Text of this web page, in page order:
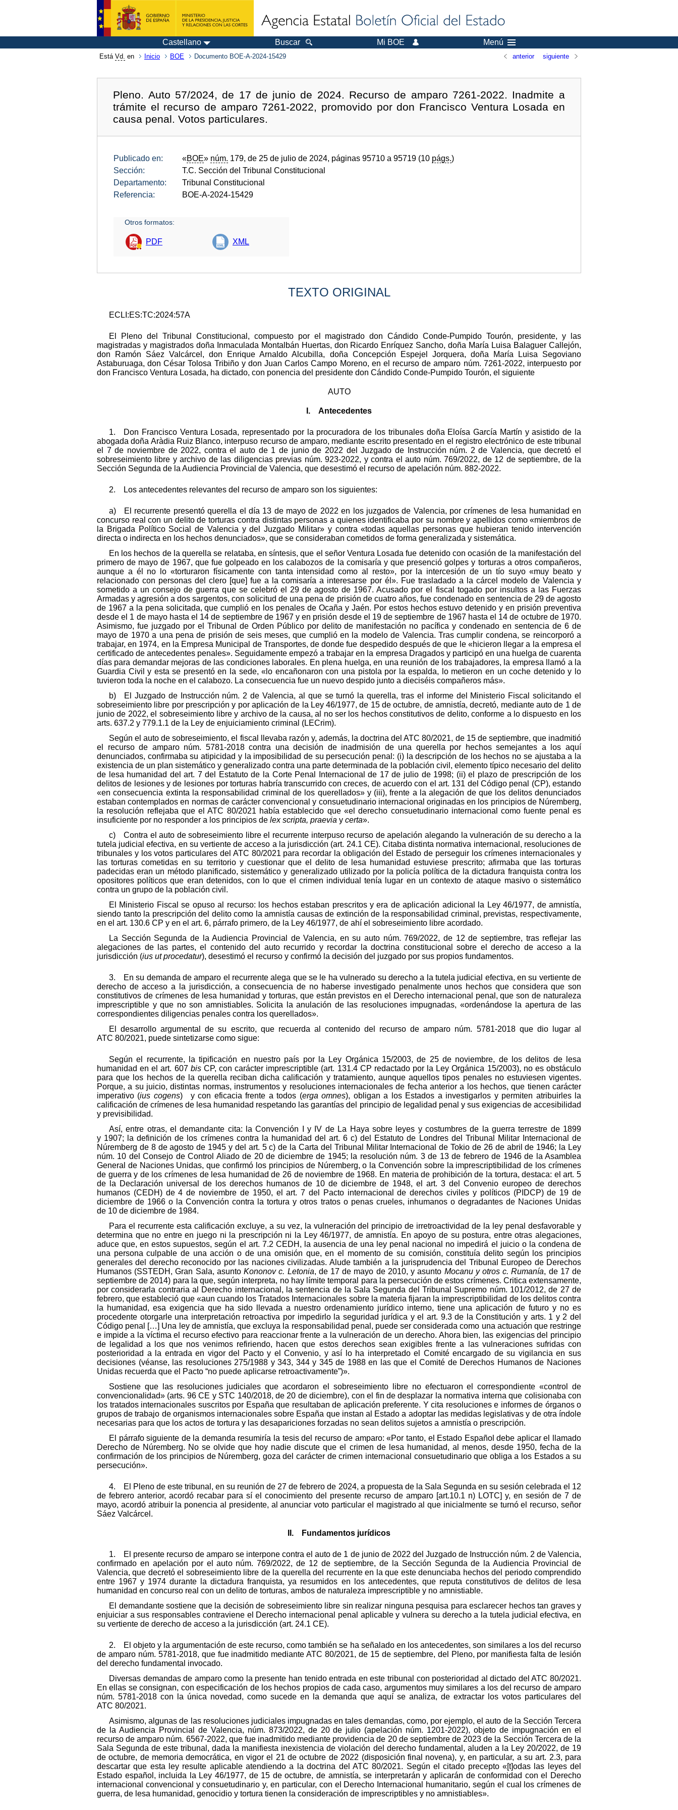
Castellano Buscar Mi BOE Menú
Está Vd. en Inicio BOE Documento BOE-A-2024-15429 anterior siguiente
Pleno. Auto 57/2024, de 17 de junio de 2024. Recurso de amparo 7261-2022. Inadmite a
trámite el recurso de amparo 7261-2022, promovido por don Francisco Ventura Losada en
causa penal. Votos particulares.
Publicado en: «BOE» núm. 179, de 25 de julio de 2024, páginas 95710 a 95719 (10 págs.)
Sección:
T.C. Sección del Tribunal Constitucional
Departamento:
Tribunal Constitucional
Referencia:
BOE-A-2024-15429
Otros formatos:
PDF XML
TEXTO ORIGINAL
ECLI:ES:TC:2024:57A
El Pleno del Tribunal Constitucional, compuesto por el magistrado don Cándido Conde-Pumpido Tourón, presidente, y las
magistradas y magistrados doña Inmaculada Montalbán Huertas, don Ricardo Enríquez Sancho, doña María Luisa Balaguer Callejón,
don Ramón Sáez Valcárcel, don Enrique Arnaldo Alcubilla, doña Concepción Espejel Jorquera, doña María Luisa Segoviano
Astaburuaga, don César Tolosa Tribiño y don Juan Carlos Campo Moreno, en el recurso de amparo núm. 7261-2022, interpuesto por
don Francisco Ventura Losada, ha dictado, con ponencia del presidente don Cándido Conde-Pumpido Tourón, el siguiente
AUTO
I. Antecedentes
1. Don Francisco Ventura Losada, representado por la procuradora de los tribunales doña Eloísa García Martín y asistido de la
abogada doña Aràdia Ruiz Blanco, interpuso recurso de amparo, mediante escrito presentado en el registro electrónico de este tribunal
el 7 de noviembre de 2022, contra el auto de 1 de junio de 2022 del Juzgado de Instrucción núm. 2 de Valencia, que decretó el
sobreseimiento libre y archivo de las diligencias previas núm. 923-2022, y contra el auto núm. 769/2022, de 12 de septiembre, de la
Sección Segunda de la Audiencia Provincial de Valencia, que desestimó el recurso de apelación núm. 882-2022.
2. Los antecedentes relevantes del recurso de amparo son los siguientes:
a) El recurrente presentó querella el día 13 de mayo de 2022 en los juzgados de Valencia, por crímenes de lesa humanidad en
concurso real con un delito de torturas contra distintas personas a quienes identificaba por su nombre y apellidos como «miembros de
la Brigada Político Social de Valencia y del Juzgado Militar» y contra «todas aquellas personas que hubieran tenido intervención
directa o indirecta en los hechos denunciados», que se consideraban cometidos de forma generalizada y sistemática.
En los hechos de la querella se relataba, en síntesis, que el señor Ventura Losada fue detenido con ocasión de la manifestación del
primero de mayo de 1967, que fue golpeado en los calabozos de la comisaría y que presenció golpes y torturas a otros compañeros,
aunque a él no lo «torturaron físicamente con tanta intensidad como al resto», por la intercesión de un tío suyo «muy beato y
relacionado con personas del clero [que] fue a la comisaría a interesarse por él». Fue trasladado a la cárcel modelo de Valencia y
sometido a un consejo de guerra que se celebró el 29 de agosto de 1967. Acusado por el fiscal togado por insultos a las Fuerzas
Armadas y agresión a dos sargentos, con solicitud de una pena de prisión de cuatro años, fue condenado en sentencia de 29 de agosto
de 1967 a la pena solicitada, que cumplió en los penales de Ocaña y Jaén. Por estos hechos estuvo detenido y en prisión preventiva
desde el 1 de mayo hasta el 14 de septiembre de 1967 y en prisión desde el 19 de septiembre de 1967 hasta el 14 de octubre de 1970.
Asimismo, fue juzgado por el Tribunal de Orden Público por delito de manifestación no pacífica y condenado en sentencia de 6 de
mayo de 1970 a una pena de prisión de seis meses, que cumplió en la modelo de Valencia. Tras cumplir condena, se reincorporó a
trabajar, en 1974, en la Empresa Municipal de Transportes, de donde fue despedido después de que le «hicieron llegar a la empresa el
certificado de antecedentes penales». Seguidamente empezó a trabajar en la empresa Dragados y participó en una huelga de cuarenta
días para demandar mejoras de las condiciones laborales. En plena huelga, en una reunión de los trabajadores, la empresa llamó a la
Guardia Civil y esta se presentó en la sede, «lo encañonaron con una pistola por la espalda, lo metieron en un coche detenido y lo
tuvieron toda la noche en el calabozo. La consecuencia fue un nuevo despido junto a dieciséis compañeros más».
b) El Juzgado de Instrucción núm. 2 de Valencia, al que se turnó la querella, tras el informe del Ministerio Fiscal solicitando el
sobreseimiento libre por prescripción y por aplicación de la Ley 46/1977, de 15 de octubre, de amnistía, decretó, mediante auto de 1 de
junio de 2022, el sobreseimiento libre y archivo de la causa, al no ser los hechos constitutivos de delito, conforme a lo dispuesto en los
arts. 637.2 y 779.1.1 de la Ley de enjuiciamiento criminal (LECrim).
Según el auto de sobreseimiento, el fiscal llevaba razón y, además, la doctrina del ATC 80/2021, de 15 de septiembre, que inadmitió
el recurso de amparo núm. 5781-2018 contra una decisión de inadmisión de una querella por hechos semejantes a los aquí
denunciados, confirmaba su atipicidad y la imposibilidad de su persecución penal: (i) la descripción de los hechos no se ajustaba a la
existencia de un plan sistemático y generalizado contra una parte determinada de la población civil, elemento típico necesario del delito
de lesa humanidad del art. 7 del Estatuto de la Corte Penal Internacional de 17 de julio de 1998; (ii) el plazo de prescripción de los
delitos de lesiones y de lesiones por torturas habría transcurrido con creces, de acuerdo con el art. 131 del Código penal (CP), estando
«en consecuencia extinta la responsabilidad criminal de los querellados» y (iii), frente a la alegación de que los delitos denunciados
estaban contemplados en normas de carácter convencional y consuetudinario internacional originadas en los principios de Núremberg,
la resolución reflejaba que el ATC 80/2021 había establecido que «el derecho consuetudinario internacional como fuente penal es
insuficiente por no responder a los principios de lex scripta, praevia y certa».
c) Contra el auto de sobreseimiento libre el recurrente interpuso recurso de apelación alegando la vulneración de su derecho a la
tutela judicial efectiva, en su vertiente de acceso a la jurisdicción (art. 24.1 CE). Citaba distinta normativa internacional, resoluciones de
tribunales y los votos particulares del ATC 80/2021 para recordar la obligación del Estado de perseguir los crímenes internacionales y
las torturas cometidas en su territorio y cuestionar que el delito de lesa humanidad estuviese prescrito; afirmaba que las torturas
padecidas eran un método planificado, sistemático y generalizado utilizado por la policía política de la dictadura franquista contra los
opositores políticos que eran detenidos, con lo que el crimen individual tenía lugar en un contexto de ataque masivo o sistemático
contra un grupo de la población civil.
El Ministerio Fiscal se opuso al recurso: los hechos estaban prescritos y era de aplicación adicional la Ley 46/1977, de amnistía,
siendo tanto la prescripción del delito como la amnistía causas de extinción de la responsabilidad criminal, previstas, respectivamente,
en el art. 130.6 CP y en el art. 6, párrafo primero, de la Ley 46/1977, de ahí el sobreseimiento libre acordado.
La Sección Segunda de la Audiencia Provincial de Valencia, en su auto núm. 769/2022, de 12 de septiembre, tras reflejar las
alegaciones de las partes, el contenido del auto recurrido y recordar la doctrina constitucional sobre el derecho de acceso a la
jurisdicción (ius ut procedatur), desestimó el recurso y confirmó la decisión del juzgado por sus propios fundamentos.
3. En su demanda de amparo el recurrente alega que se le ha vulnerado su derecho a la tutela judicial efectiva, en su vertiente de
derecho de acceso a la jurisdicción, a consecuencia de no haberse investigado penalmente unos hechos que considera que son
constitutivos de crímenes de lesa humanidad y torturas, que están previstos en el Derecho internacional penal, que son de naturaleza
imprescriptible y que no son amnistiables. Solicita la anulación de las resoluciones impugnadas, «ordenándose la apertura de las
correspondientes diligencias penales contra los querellados».
El desarrollo argumental de su escrito, que recuerda al contenido del recurso de amparo núm. 5781-2018 que dio lugar al
ATC 80/2021, puede sintetizarse como sigue:
Según el recurrente, la tipificación en nuestro país por la Ley Orgánica 15/2003, de 25 de noviembre, de los delitos de lesa
humanidad en el art. 607 bisCP, con carácter imprescriptible (art. 131.4 CP redactado por la Ley Orgánica 15/2003), no es obstáculo
para que los hechos de la querella reciban dicha calificación y tratamiento, aunque aquellos tipos penales no estuviesen vigentes.
Porque, a su juicio, distintas normas, instrumentos y resoluciones internacionales de fecha anterior a los hechos, que tienen carácter
imperativo (ius cogens) y con eficacia frente a todos (erga omnes), obligan a los Estados a investigarlos y permiten atribuirles la
calificación de crímenes de lesa humanidad respetando las garantías del principio de legalidad penal y sus exigencias de accesibilidad
y previsibilidad.
Así, entre otras, el demandante cita: la Convención I y IV de La Haya sobre leyes y costumbres de la guerra terrestre de 1899
y 1907; la definición de los crímenes contra la humanidad del art. 6 c) del Estatuto de Londres del Tribunal Militar Internacional de
Núremberg de 8 de agosto de 1945 y del art. 5 c) de la Carta del Tribunal Militar Internacional de Tokio de 26 de abril de 1946; la Ley
núm. 10 del Consejo de Control Aliado de 20 de diciembre de 1945; la resolución núm. 3 de 13 de febrero de 1946 de la Asamblea
General de Naciones Unidas, que confirmó los principios de Núremberg, o la Convención sobre la imprescriptibilidad de los crímenes
de guerra y de los crímenes de lesa humanidad de 26 de noviembre de 1968. En materia de prohibición de la tortura, destaca: el art. 5
de la Declaración universal de los derechos humanos de 10 de diciembre de 1948, el art. 3 del Convenio europeo de derechos
humanos (CEDH) de 4 de noviembre de 1950, el art. 7 del Pacto internacional de derechos civiles y políticos (PIDCP) de 19 de
diciembre de 1966 o la Convención contra la tortura y otros tratos o penas crueles, inhumanos o degradantes de Naciones Unidas
de 10 de diciembre de 1984.
Para el recurrente esta calificación excluye, a su vez, la vulneración del principio de irretroactividad de la ley penal desfavorable y
determina que no entre en juego ni la prescripción ni la Ley 46/1977, de amnistía. En apoyo de su postura, entre otras alegaciones,
aduce que, en estos supuestos, según el art. 7.2 CEDH, la ausencia de una ley penal nacional no impedirá el juicio o la condena de
una persona culpable de una acción o de una omisión que, en el momento de su comisión, constituía delito según los principios
generales del derecho reconocido por las naciones civilizadas. Alude también a la jurisprudencia del Tribunal Europeo de Derechos
Humanos (SSTEDH, Gran Sala, asuntoKononov c. Letonia, de 17 de mayo de 2010, y asunto Mocanu y otros c. Rumanía, de 17 de
septiembre de 2014) para la que, según interpreta, no hay límite temporal para la persecución de estos crímenes. Critica extensamente,
por considerarla contraria al Derecho internacional, la sentencia de la Sala Segunda del Tribunal Supremo núm. 101/2012, de 27 de
febrero, que estableció que «aun cuando los Tratados Internacionales sobre la materia fijaran la imprescriptibilidad de los delitos contra
la humanidad, esa exigencia que ha sido llevada a nuestro ordenamiento jurídico interno, tiene una aplicación de futuro y no es
procedente otorgarle una interpretación retroactiva por impedirlo la seguridad jurídica y el art. 9.3 de la Constitución y arts. 1 y 2 del
Código penal […] Una ley de amnistía, que excluya la responsabilidad penal, puede ser considerada como una actuación que restringe
e impide a la víctima el recurso efectivo para reaccionar frente a la vulneración de un derecho. Ahora bien, las exigencias del principio
de legalidad a los que nos venimos refiriendo, hacen que estos derechos sean exigibles frente a las vulneraciones sufridas con
posterioridad a la entrada en vigor del Pacto y el Convenio, y así lo ha interpretado el Comité encargado de su vigilancia en sus
decisiones (véanse, las resoluciones 275/1988 y 343, 344 y 345 de 1988 en las que el Comité de Derechos Humanos de Naciones
Unidas recuerda que el Pacto “no puede aplicarse retroactivamente”)».
Sostiene que las resoluciones judiciales que acordaron el sobreseimiento libre no efectuaron el correspondiente «control de
convencionalidad» (arts. 96 CE y STC 140/2018, de 20 de diciembre), con el fin de desplazar la normativa interna que colisionaba con
los tratados internacionales suscritos por España que resultaban de aplicación preferente. Y cita resoluciones e informes de órganos o
grupos de trabajo de organismos internacionales sobre España que instan al Estado a adoptar las medidas legislativas y de otra índole
necesarias para que los actos de tortura y las desapariciones forzadas no sean delitos sujetos a amnistía o prescripción.
El párrafo siguiente de la demanda resumiría la tesis del recurso de amparo: «Por tanto, el Estado Español debe aplicar el llamado
Derecho de Núremberg. No se olvide que hoy nadie discute que el crimen de lesa humanidad, al menos, desde 1950, fecha de la
confirmación de los principios de Núremberg, goza del carácter de crimen internacional consuetudinario que obliga a los Estados a su
persecución».
4. El Pleno de este tribunal, en su reunión de 27 de febrero de 2024, a propuesta de la Sala Segunda en su sesión celebrada el 12
de febrero anterior, acordó recabar para sí el conocimiento del presente recurso de amparo [art.10.1 n) LOTC] y, en sesión de 7 de
mayo, acordó atribuir la ponencia al presidente, al anunciar voto particular el magistrado al que inicialmente se turnó el recurso, señor
Sáez Valcárcel.
II. Fundamentos jurídicos
1. El presente recurso de amparo se interpone contra el auto de 1 de junio de 2022 del Juzgado de Instrucción núm. 2 de Valencia,
confirmado en apelación por el auto núm. 769/2022, de 12 de septiembre, de la Sección Segunda de la Audiencia Provincial de
Valencia, que decretó el sobreseimiento libre de la querella del recurrente en la que este denunciaba hechos del periodo comprendido
entre 1967 y 1974 durante la dictadura franquista, ya resumidos en los antecedentes, que reputa constitutivos de delitos de lesa
humanidad en concurso real con un delito de torturas, ambos de naturaleza imprescriptible y no amnistiable.
El demandante sostiene que la decisión de sobreseimiento libre sin realizar ninguna pesquisa para esclarecer hechos tan graves y
enjuiciar a sus responsables contraviene el Derecho internacional penal aplicable y vulnera su derecho a la tutela judicial efectiva, en
su vertiente de derecho de acceso a la jurisdicción (art. 24.1 CE).
2. El objeto y la argumentación de este recurso, como también se ha señalado en los antecedentes, son similares a los del recurso
de amparo núm. 5781-2018, que fue inadmitido mediante ATC 80/2021, de 15 de septiembre, del Pleno, por manifiesta falta de lesión
del derecho fundamental invocado.
Diversas demandas de amparo como la presente han tenido entrada en este tribunal con posterioridad al dictado del ATC 80/2021.
En ellas se consignan, con especificación de los hechos propios de cada caso, argumentos muy similares a los del recurso de amparo
núm. 5781-2018 con la única novedad, como sucede en la demanda que aquí se analiza, de extractar los votos particulares del
ATC 80/2021.
Asimismo, algunas de las resoluciones judiciales impugnadas en tales demandas, como, por ejemplo, el auto de la Sección Tercera
de la Audiencia Provincial de Valencia, núm. 873/2022, de 20 de julio (apelación núm. 1201-2022), objeto de impugnación en el
recurso de amparo núm. 6567-2022, que fue inadmitido mediante providencia de 20 de septiembre de 2023 de la Sección Tercera de la
Sala Segunda de este tribunal, dada la manifiesta inexistencia de violación del derecho fundamental, aluden a la Ley 20/2022, de 19
de octubre, de memoria democrática, en vigor el 21 de octubre de 2022 (disposición final novena), y, en particular, a su art. 2.3, para
descartar que esta ley resulte aplicable atendiendo a la doctrina del ATC 80/2021. Según el citado precepto «[t]odas las leyes del
Estado español, incluida la Ley 46/1977, de 15 de octubre, de amnistía, se interpretarán y aplicarán de conformidad con el Derecho
internacional convencional y consuetudinario y, en particular, con el Derecho Internacional humanitario, según el cual los crímenes de
guerra, de lesa humanidad, genocidio y tortura tienen la consideración de imprescriptibles y no amnistiables».